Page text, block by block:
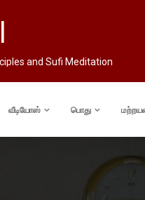
and Sufi Meditation
வீடியோஸ் பொது